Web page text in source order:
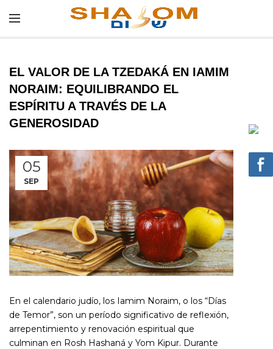
EL VALOR DE LA TZEDAKÁ EN IAMIM
NORAIM: EQUILIBRANDO EL
ESPÍRITU A TRAVÉS DE LA
GENEROSIDAD
05
SEP
En el calendario judío, los Iamim Noraim, o los “Días
de Temor”, son un período significativo de reflexión,
arrepentimiento y renovación espiritual que
culminan en Rosh Hashaná y Yom Kipur. Durante